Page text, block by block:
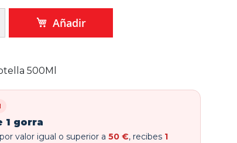
Añadir
500Ml
1 gorra
valor igual o superior a 50 €, recibes 1